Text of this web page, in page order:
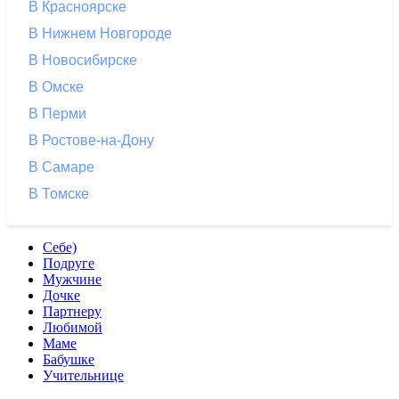
В Красноярске
В Нижнем Новгороде
В Новосибирске
В Омске
В Перми
В Ростове-на-Дону
В Самаре
В Томске
Себе)
Подруге
Мужчине
Дочке
Партнеру
Любимой
Маме
Бабушке
Учительнице